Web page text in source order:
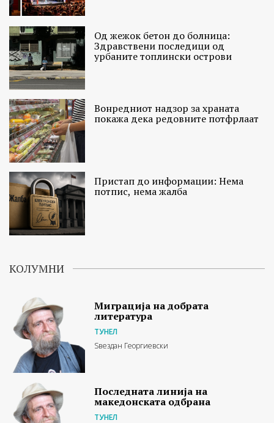
Од жежок бетон до болница:
Здравствени последици од
урбаните топлински острови
Вонредниот надзор за храната
покажа дека редовните потфрлаат
Пристап до информации: Нема
потпис, нема жалба
КОЛУМНИ
Миграција на добрата
литература
ТУНЕЛ
Ѕвездан Георгиевски
Последната линија на
македонската одбрана
ТУНЕЛ